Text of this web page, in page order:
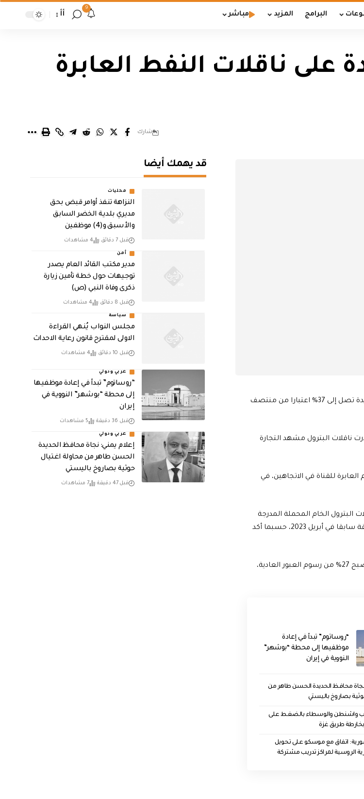
البرامج المزيد مباشر
9
أأ
ناقلات النفط العابرة
شارك
قررت هيئة قناة السويس زيادة الرسوم على عبور ناقلات البترول الخام بنسب جديدة تصل إلى 37% اعتبارا من منتصف
ناقلات البترول مشهد التجارة
للقناة في الاتجاهين، في
البترول الخام المحملة المدرجة
بجدول رسوم العبور لتصل إلى 37% من رسوم العبور العادية، بدلا من 25% المطبقة سابقا في أبريل 2023، حسبما أكد
كما تقرر تعديل الرسوم الإضافية المفروضة على ناقلات البترول الخام الفارغة لتصبح 27% من رسوم العبور العادية،
“روساتوم” تبدأ في إعادة
موظفيها إلى محطة “بوشهر”
النووية في إيران
نجاة محافظ الحديدة الحسن طاهر من
بصاروخ باليستي
واشنطن والوسطاء بالضغط على
بخارطة طريق غزة
اتفاق مع موسكو على تحويل
الروسية لمراكز تدريب مشتركة
قد يهمك أيضا
محليات
النزاهة تنفذ أوامر قبض بحق
مديري بلدية الخضر السابق
والأسبق و(4) موظفين
قبل 7 دقائق 4 مشاهدات
أمن
مدير مكتب القائد العام يصدر
توجيهات حول خطة تأمين زيارة
ذكرى وفاة النبي (ص)
قبل 8 دقائق 4 مشاهدات
سياسة
مجلس النواب يُنهي القراءة
الاولى لمقترح قانون رعاية الاحداث
قبل 10 دقائق 4 مشاهدات
عربي ودولي
“روساتوم” تبدأ في إعادة موظفيها
إلى محطة “بوشهر” النووية في
إيران
قبل 36 دقيقة 5 مشاهدات
عربي ودولي
إعلام يمني: نجاة محافظ الحديدة
الحسن طاهر من محاولة اغتيال
حوثية بصاروخ باليستي
قبل 47 دقيقة 7 مشاهدات